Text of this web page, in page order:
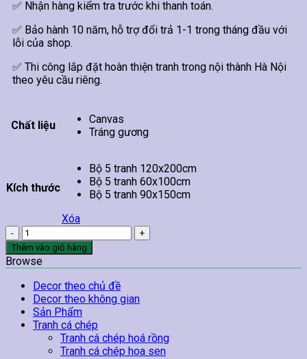
✅ Nhận hàng kiểm tra trước khi thanh toán.
✅ Bảo hành 10 năm, hỗ trợ đổi trả 1-1 trong tháng đầu với
lỗi của shop.
✅ Thi công lắp đặt hoàn thiện tranh trong nội thành Hà Nội
theo yêu cầu riêng.
Chất liệu
Canvas
Tráng gương
Kích thước
Bộ 5 tranh 120x200cm
Bộ 5 tranh 60x100cm
Bộ 5 tranh 90x150cm
Xóa
Bộ
5
Tranh
Cá
Chép
Hoa
Sen
Hồng
lượng
Thêm vào giỏ hàng
Browse
Decor theo chủ đề
Decor theo không gian
Sản Phẩm
Tranh cá chép
Tranh cá chép hoá rồng
Tranh cá chép hoa sen